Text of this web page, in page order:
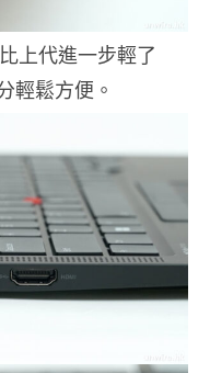
上代進一步輕了
輕鬆方便。